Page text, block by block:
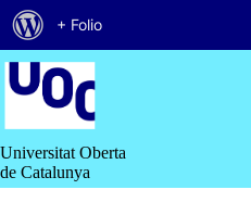
Saltar
contenido
Universitat Oberta
de Catalunya
Acerca
de
WordPress
+ Folio